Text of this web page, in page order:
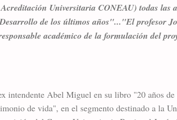
Universitaria CONEAU) todas las
de los últimos años"..."El profesor
académico de la formulación del
intendente Abel Miguel en su libro "20 años
de vida", en el segmento destinado a la